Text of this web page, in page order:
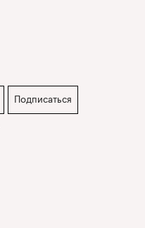
Подписаться